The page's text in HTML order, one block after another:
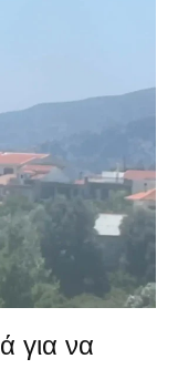
για να